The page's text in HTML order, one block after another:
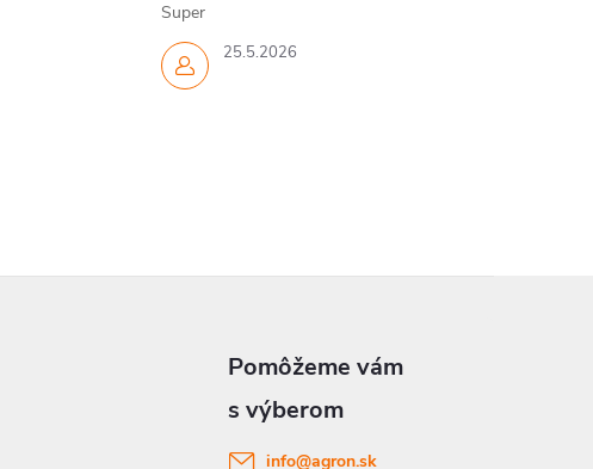
25.5.2026
Super
info@agron.sk